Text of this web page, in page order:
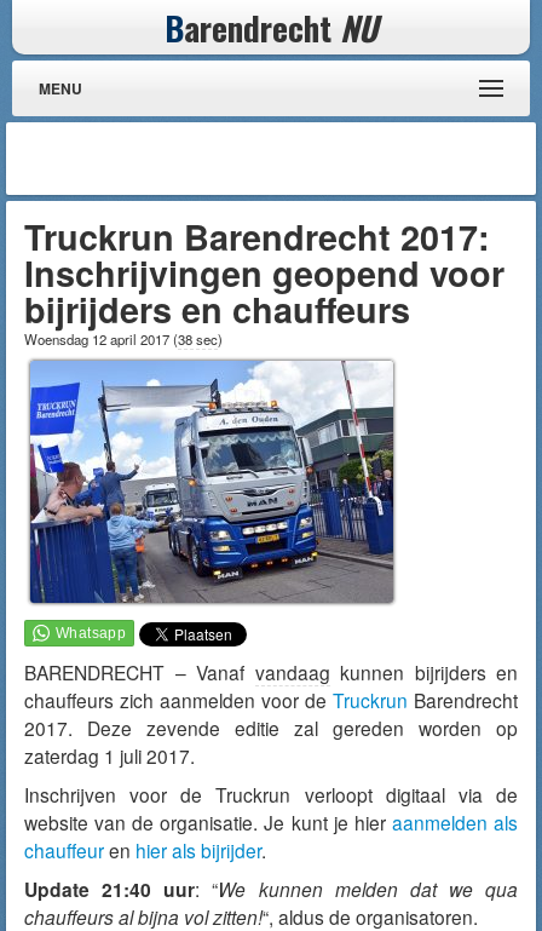
Barendrecht NU
MENU
Truckrun Barendrecht 2017:
Inschrijvingen geopend voor
bijrijders en chauffeurs
Woensdag 12 april 2017(38 sec)
BARENDRECHT – Vanaf vandaag kunnen bijrijders en
chauffeurs zich aanmelden voor de Truckrun Barendrecht
2017. Deze zevende editie zal gereden worden op
zaterdag 1 juli 2017.
Inschrijven voor de Truckrun verloopt digitaal via de
website van de organisatie. Je kunt je hier aanmelden als
chauffeuren hier als bijrijder.
Update 21:40 uur: “We kunnen melden dat we qua
chauffeurs al bijna vol zitten!“, aldus de organisatoren.